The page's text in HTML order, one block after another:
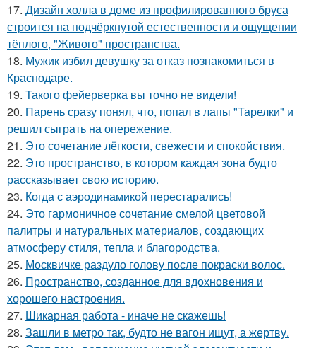
17. Дизайн холла в доме из профилированного бруса
строится на подчёркнутой естественности и ощущении
тёплого, "Живого" пространства.
18. Мужик избил девушку за отказ познакомиться в
Краснодаре.
19. Такого фейерверка вы точно не видели!
20. Парень сразу понял, что, попал в лапы "Тарелки" и
решил сыграть на опережение.
21. Это сочетание лёгкости, свежести и спокойствия.
22. Это пространство, в котором каждая зона будто
рассказывает свою историю.
23. Когда с аэродинамикой перестарались!
24. Это гармоничное сочетание смелой цветовой
палитры и натуральных материалов, создающих
атмосферу стиля, тепла и благородства.
25. Москвичке раздуло голову после покраски волос.
26. Пространство, созданное для вдохновения и
хорошего настроения.
27. Шикарная работа - иначе не скажешь!
28. Зашли в метро так, будто не вагон ищут, а жертву.